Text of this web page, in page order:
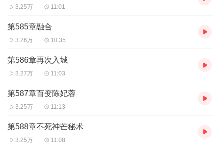
3.25万 11:01
第585章融合
3.26万 10:35
第586章再次入城
3.27万 11:03
第587章百变陈妃蓉
3.25万 11:13
第588章不死神芒秘术
3.25万 11:08